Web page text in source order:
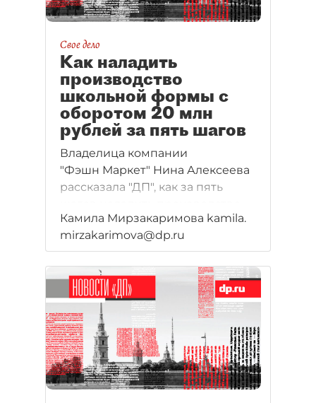
Свое дело
Как наладить
производство
школьной формы с
оборотом 20 млн
рублей за пять шагов
Владелица компании
"Фэшн Маркет" Нина Алексеева
рассказала "ДП", как за пять
школьной формы и выйти на
годовой оборот 20 млн рублей,
вложив в бизнес 1,8 млн рублей.
Камила Мирзакаримова kamila.
mirzakarimova@dp.ru